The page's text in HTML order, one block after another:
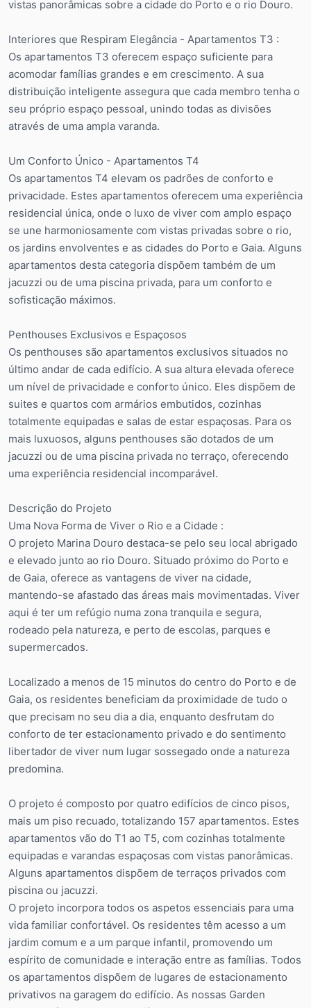
vistas panorâmicas sobre a cidade do Porto e o rio Douro.
Interiores que Respiram Elegância - Apartamentos T3 :
Os apartamentos T3 oferecem espaço suficiente para
acomodar famílias grandes e em crescimento. A sua
distribuição inteligente assegura que cada membro tenha o
seu próprio espaço pessoal, unindo todas as divisões
através de uma ampla varanda.
Um Conforto Único - Apartamentos T4
Os apartamentos T4 elevam os padrões de conforto e
privacidade. Estes apartamentos oferecem uma experiência
residencial única, onde o luxo de viver com amplo espaço
se une harmoniosamente com vistas privadas sobre o rio,
os jardins envolventes e as cidades do Porto e Gaia. Alguns
apartamentos desta categoria dispõem também de um
jacuzzi ou de uma piscina privada, para um conforto e
sofisticação máximos.
Penthouses Exclusivos e Espaçosos
Os penthouses são apartamentos exclusivos situados no
último andar de cada edifício. A sua altura elevada oferece
um nível de privacidade e conforto único. Eles dispõem de
suites e quartos com armários embutidos, cozinhas
totalmente equipadas e salas de estar espaçosas. Para os
mais luxuosos, alguns penthouses são dotados de um
jacuzzi ou de uma piscina privada no terraço, oferecendo
uma experiência residencial incomparável.
Descrição do Projeto
Uma Nova Forma de Viver o Rio e a Cidade :
O projeto Marina Douro destaca-se pelo seu local abrigado
e elevado junto ao rio Douro. Situado próximo do Porto e
de Gaia, oferece as vantagens de viver na cidade,
mantendo-se afastado das áreas mais movimentadas. Viver
aqui é ter um refúgio numa zona tranquila e segura,
rodeado pela natureza, e perto de escolas, parques e
supermercados.
Localizado a menos de 15 minutos do centro do Porto e de
Gaia, os residentes beneficiam da proximidade de tudo o
que precisam no seu dia a dia, enquanto desfrutam do
conforto de ter estacionamento privado e do sentimento
libertador de viver num lugar sossegado onde a natureza
predomina.
O projeto é composto por quatro edifícios de cinco pisos,
mais um piso recuado, totalizando 157 apartamentos. Estes
apartamentos vão do T1 ao T5, com cozinhas totalmente
equipadas e varandas espaçosas com vistas panorâmicas.
Alguns apartamentos dispõem de terraços privados com
piscina ou jacuzzi.
O projeto incorpora todos os aspetos essenciais para uma
vida familiar confortável. Os residentes têm acesso a um
jardim comum e a um parque infantil, promovendo um
espírito de comunidade e interação entre as famílias. Todos
os apartamentos dispõem de lugares de estacionamento
privativos na garagem do edifício. As nossas Garden